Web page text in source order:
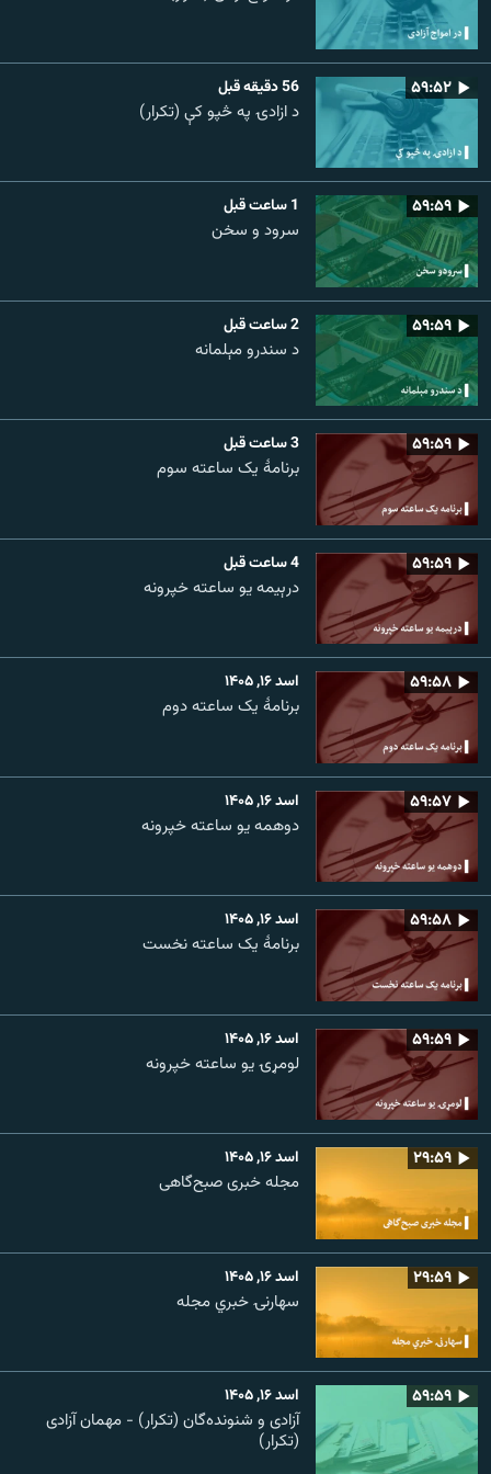
۵۹:۵۲ 56 دقیقه قبل
د ازادۍ په څپو کې (تکرار)
۵۹:۵۹ 1 ساعت قبل
سرود و سخن
۵۹:۵۹ 2 ساعت قبل
د سندرو مېلمانه
۵۹:۵۹ 3 ساعت قبل
برنامۀ یک ساعته سوم
۵۹:۵۹ 4 ساعت قبل
درېیمه یو ساعته خپرونه
۵۹:۵۸ اسد ۱۶, ۱۴۰۵
برنامۀ یک ساعته دوم
۵۹:۵۷ اسد ۱۶, ۱۴۰۵
دوهمه یو ساعته خپرونه
۵۹:۵۸ اسد ۱۶, ۱۴۰۵
برنامۀ یک ساعته نخست
۵۹:۵۹ اسد ۱۶, ۱۴۰۵
لومړۍ یو ساعته خپرونه
۲۹:۵۹ اسد ۱۶, ۱۴۰۵
مجله خبری صبح‌گاهی
۲۹:۵۹ اسد ۱۶, ۱۴۰۵
سهارنۍ خبري مجله
۵۹:۵۹ اسد ۱۶, ۱۴۰۵
آزادی و شنونده‌گان (تکرار) - مهمان آزادی
(تکرار)